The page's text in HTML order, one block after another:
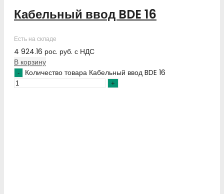
Кабельный ввод BDE 16
Есть на складе
4 924.16 рос. руб. с НДС
В корзину
Количество товара Кабельный ввод BDE 16